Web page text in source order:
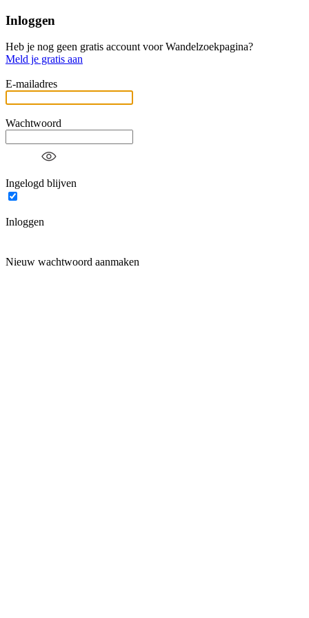
Inloggen
Heb je nog geen gratis account voor Wandelzoekpagina?
Meld je gratis aan
E-mailadres
Wachtwoord
Ingelogd blijven
Inloggen
Nieuw wachtwoord aanmaken